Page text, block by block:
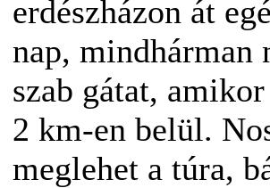
erdészházon át
nap, mindhárman
szab gátat,
2 km-en belül.
meglehet a túra,